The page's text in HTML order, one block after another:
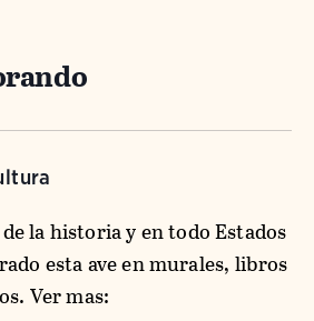
la historia y en todo Estados
esta ave en murales, libros
Ver mas: